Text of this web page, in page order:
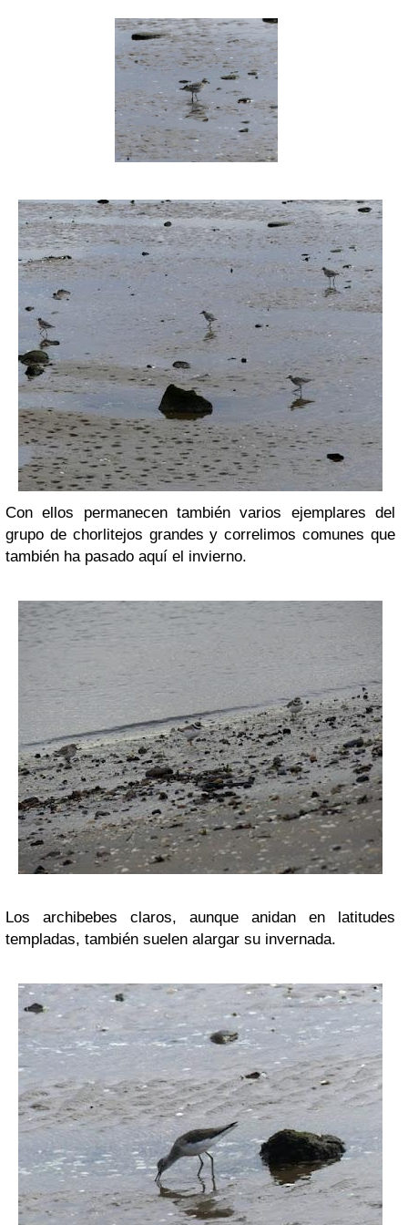
Con ellos permanecen también varios ejemplares del
grupo de chorlitejos grandes y correlimos comunes que
también ha pasado aquí el invierno.
Los archibebes claros, aunque anidan en latitudes
templadas, también suelen alargar su invernada.